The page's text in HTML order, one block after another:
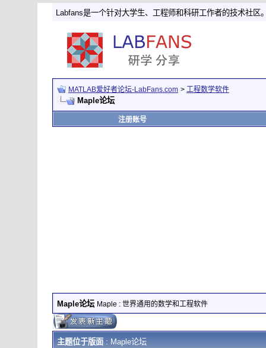
Labfans是一个针对大学生、工程师和科研工作者的技术社区
MATLAB爱好者论坛-LabFans.com > 工程数学软件
Maple论坛
注册账号
Maple论坛 Maple : 世界通用的数学和工程软件
主题位于版面: Maple论坛